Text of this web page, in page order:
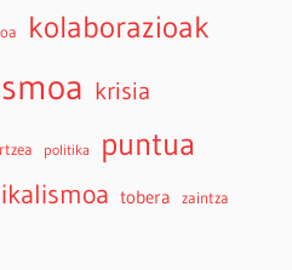
kolaborazioak
krisia
politika puntua
tobera zaintza